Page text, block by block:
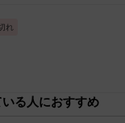
れ
る人におすすめ